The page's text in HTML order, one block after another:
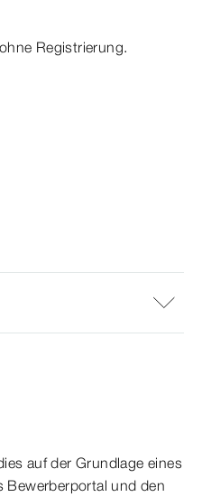
Registrierung.
auf der Grundlage eines
Bewerberportal und den